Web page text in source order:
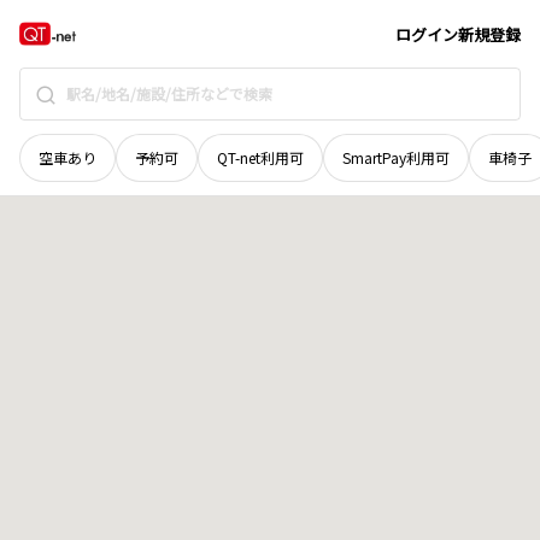
ログイン新規登録
空車あり 予約可 QT-net利用可 SmartPay利用可 車椅子
青森県